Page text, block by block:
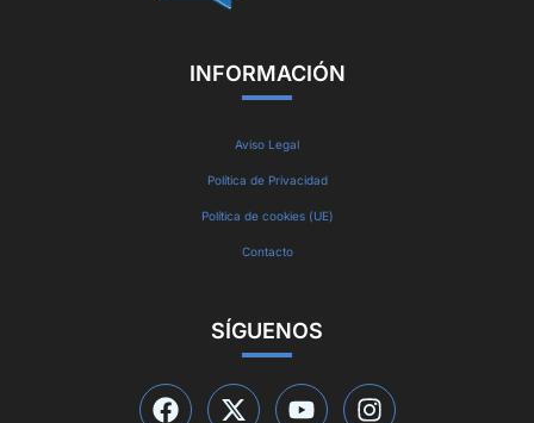
INFORMACIÓN
Aviso Legal
Política de Privacidad
Política de cookies (UE)
Contacto
SÍGUENOS